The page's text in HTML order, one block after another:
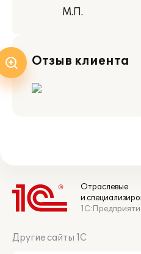
М.П.
Отзыв клиента
Отраслевые
и
Другие сайты 1С